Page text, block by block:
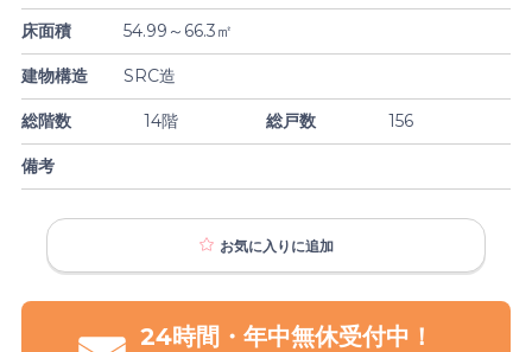
床面積 54.99～66.3㎡
建物構造 SRC造
総階数 14階 総戸数 156
備考
お気に入り に追加
24時間・年中無休受付中！